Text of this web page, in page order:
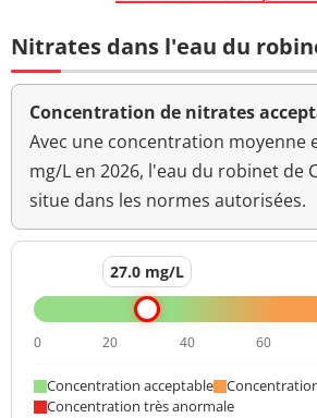
Nitrates dans l'eau du
Concentration de nitrates
Avec une concentration moyenne
mg/L en 2026, l'eau du robinet de
situe dans les normes autorisées.
27.0 mg/L
0 20 40 60
Concentration acceptable
Concentration très anormale